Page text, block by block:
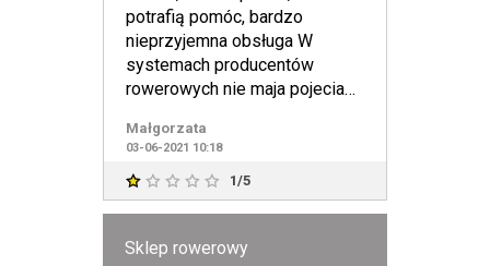
potrafią pomóc, bardzo
nieprzyjemna obsługa W
systemach producentów
rowerowych nie maja pojecia
uszkodzo
Małgorzata
03-06-2021 10:18
1/5
Sklep rowerowy